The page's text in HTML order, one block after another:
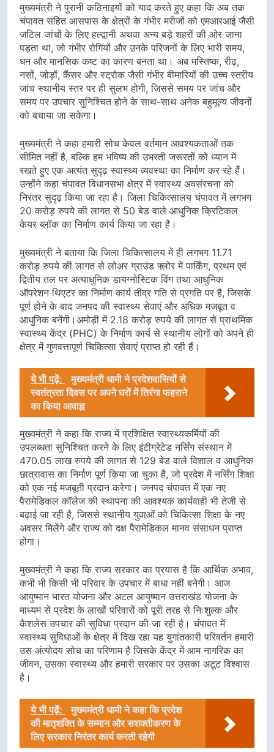
मुख्यमंत्री ने पुरानी कठिनाइयों को याद करते हुए कहा कि अब तक
चंपावत सहित आसपास के क्षेत्रों के गंभीर मरीजों को एमआरआई जैसी
जटिल जांचों के लिए हल्द्वानी अथवा अन्य बड़े शहरों की ओर जाना
पड़ता था, जो गंभीर रोगियों और उनके परिजनों के लिए भारी समय,
धन और मानसिक कष्ट का कारण बनता था। अब मस्तिष्क, रीढ़,
नसों, जोड़ों, कैंसर और स्ट्रोक जैसी गंभीर बीमारियों की उच्च स्तरीय
जांच स्थानीय स्तर पर ही सुलभ होगी, जिससे समय पर जांच और
समय पर उपचार सुनिश्चित होने के साथ-साथ अनेक बहुमूल्य जीवनों
को बचाया जा सकेगा।
मुख्यमंत्री ने कहा हमारी सोच केवल वर्तमान आवश्यकताओं तक
सीमित नहीं है, बल्कि हम भविष्य की उभरती जरूरतों को ध्यान में
रखते हुए एक अत्यंत सुदृढ़ स्वास्थ्य व्यवस्था का निर्माण कर रहे हैं।
उन्होंने कहा चंपावत विधानसभा क्षेत्र में स्वास्थ्य अवसंरचना को
निरंतर सुदृढ़ किया जा रहा है। जिला चिकित्सालय चंपावत में लगभग
20 करोड़ रुपये की लागत से 50 बेड वाले आधुनिक क्रिटिकल
केयर ब्लॉक का निर्माण कार्य किया जा रहा है।
मुख्यमंत्री ने बताया कि जिला चिकित्सालय में ही लगभग 11.71
करोड़ रुपये की लागत से लोअर ग्राउंड फ्लोर में पार्किंग, प्रथम एवं
द्वितीय तल पर अत्याधुनिक डायग्नोस्टिक विंग तथा आधुनिक
ऑपरेशन थिएटर का निर्माण कार्य तीव्र गति से प्रगति पर है, जिसके
पूर्ण होने के बाद जनपद की स्वास्थ्य सेवाएं और अधिक मजबूत व
आधुनिक बनेंगी।अमोड़ी में 2.18 करोड़ रुपये की लागत से प्राथमिक
स्वास्थ्य केंद्र (PHC) के निर्माण कार्य से स्थानीय लोगों को अपने ही
क्षेत्र में गुणवत्तापूर्ण चिकित्सा सेवाएं प्राप्त हो रही हैं।
ये भी पढ़ें:
मुख्यमंत्री धामी ने प्रदेशवासियों से
स्वतंत्रता दिवस पर अपने घरों में तिरंगा फहराने
का किया आवाह्न
मुख्यमंत्री ने कहा कि राज्य में प्रशिक्षित स्वास्थ्यकर्मियों की
उपलब्धता सुनिश्चित करने के लिए इंटीग्रेटेड नर्सिंग संस्थान में
470.05 लाख रुपये की लागत से 129 बेड वाले विशाल व आधुनिक
छात्रावास का निर्माण पूर्ण किया जा चुका है, जो प्रदेश में नर्सिंग शिक्षा
को एक नई मजबूती प्रदान करेगा। जनपद चंपावत में एक नए
पैरामेडिकल कॉलेज की स्थापना की आवश्यक कार्यवाही भी तेजी से
बढ़ाई जा रही है, जिससे स्थानीय युवाओं को चिकित्सा शिक्षा के नए
अवसर मिलेंगे और राज्य को दक्ष पैरामेडिकल मानव संसाधन प्राप्त
होगा।
मुख्यमंत्री ने कहा कि राज्य सरकार का प्रयास है कि आर्थिक अभाव,
कभी भी किसी भी परिवार के उपचार में बाधा नहीं बनेगी। आज
आयुष्मान भारत योजना और अटल आयुष्मान उत्तराखंड योजना के
माध्यम से प्रदेश के लाखों परिवारों को पूरी तरह से निःशुल्क और
कैशलेस उपचार की सुविधा प्रदान की जा रही है। चंपावत में
स्वास्थ्य सुविधाओं के क्षेत्र में दिख रहा यह युगांतकारी परिवर्तन हमारी
उस अंत्योदय सोच का परिणाम है जिसके केंद्र में आम नागरिक का
जीवन, उसका स्वास्थ्य और हमारी सरकार पर उसका अटूट विश्वास
है।
ये भी पढ़ें:
मुख्यमंत्री धामी ने कहा कि प्रदेश
की मातृशक्ति के सम्मान और सशक्तीकरण के
लिए सरकार निरंतर कार्य करती रहेगी